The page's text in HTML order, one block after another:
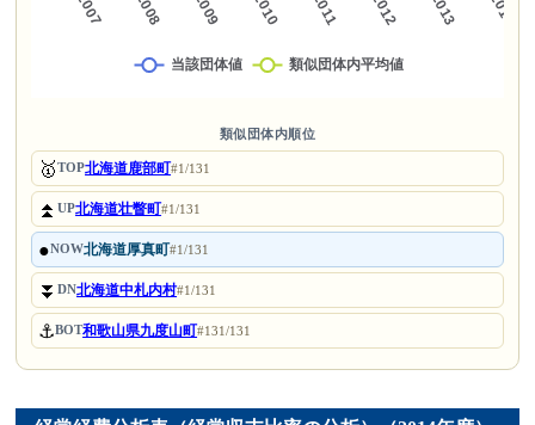
類似団体内順位
🥇TOP北海道鹿部町#1/131
⏫UP北海道壮瞥町#1/131
●NOW北海道厚真町#1/131
⏬DN北海道中札内村#1/131
⚓BOT和歌山県九度山町#131/131